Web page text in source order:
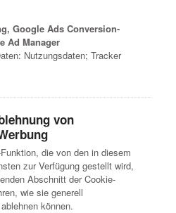
Google Ads Conversion-
Ad Manager
Nutzungsdaten; Tracker
von
die von den in diesem
zur Verfügung gestellt wird,
Abschnitt der Cookie-
wie sie generell
können.